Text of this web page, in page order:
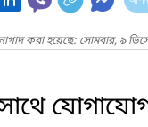
করা হয়েছে: সোমবার, ৯